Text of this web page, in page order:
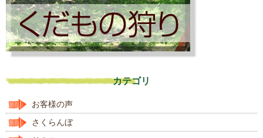
カテゴリ
お客様の声
さくらんぼ